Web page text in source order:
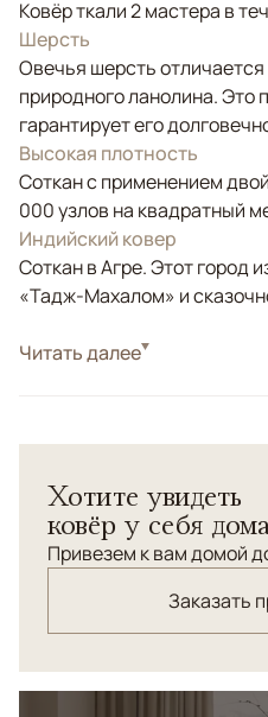
Ковёр ткали 2 мастера в
Шерсть
Овечья шерсть
природного ланолина. Это
гарантирует его
Высокая плотность
Соткан с применением
000 узлов на квадратный
Индийский ковер
Соткан в Агре. Этот город
«Тадж-Махалом» и
СтильКлассические
Читать далее
Хотите увидеть
ковёр у себя
Привезем к вам домой
Заказать